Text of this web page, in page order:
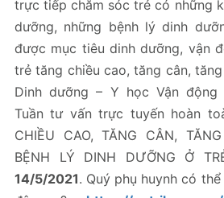
trực tiếp chăm sóc trẻ có những
dưỡng, những bệnh lý dinh
được mục tiêu dinh dưỡng, vận
trẻ tăng chiều cao, tăng cân,
Dinh dưỡng – Y học Vận động
Tuần tư vấn trực tuyến hoàn
CHIỀU CAO, TĂNG CÂN,
BỆNH LÝ DINH DƯỠNG Ở
14/5/2021. Quý phụ huynh có